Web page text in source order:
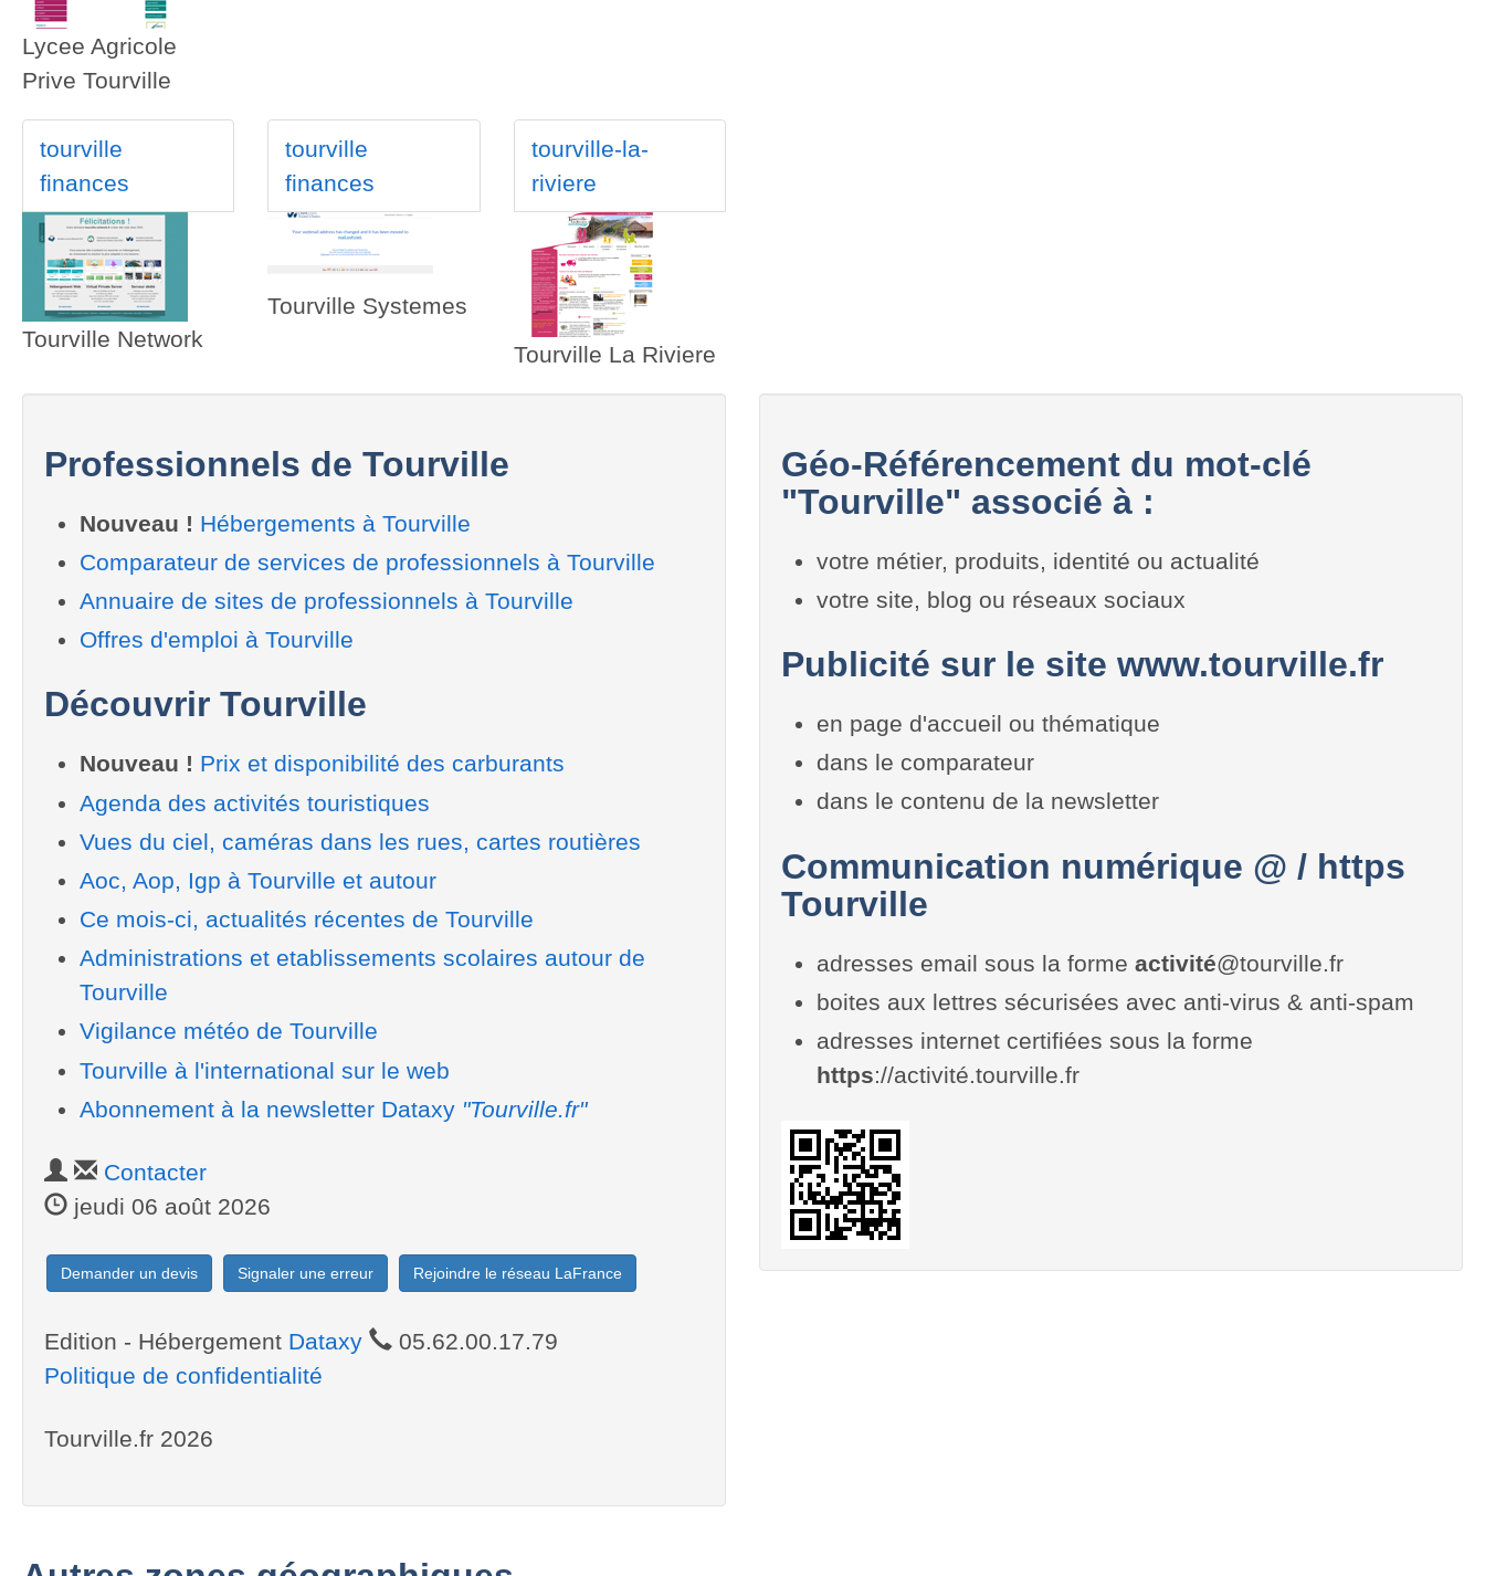
Lycee Agricole
Prive Tourville
tourville
finances
Tourville Network
tourville
finances
Tourville Systemes
tourville-la-
riviere
Tourville La Riviere
Professionnels de Tourville
Nouveau ! Hébergements à Tourville
Comparateur de services de professionnels à Tourville
Annuaire de sites de professionnels à Tourville
Offres d'emploi à Tourville
Découvrir Tourville
Nouveau ! Prix et disponibilité des carburants
Agenda des activités touristiques
Vues du ciel, caméras dans les rues, cartes routières
Aoc, Aop, Igp à Tourville et autour
Ce mois-ci, actualités récentes de Tourville
Administrations et etablissements scolaires autour de
Tourville
Vigilance météo de Tourville
Tourville à l'international sur le web
Abonnement à la newsletter Dataxy "Tourville.fr"
Contacter
jeudi 06 août 2026
Demander un devis Signaler une erreur Rejoindre le réseau LaFrance
Edition - Hébergement Dataxy
05.62.00.17.79
Politique de confidentialité
Tourville.fr 2026
Géo-Référencement du mot-clé
"Tourville" associé à :
votre métier, produits, identité ou actualité
votre site, blog ou réseaux sociaux
Publicité sur le site www.tourville.fr
en page d'accueil ou thématique
dans le comparateur
dans le contenu de la newsletter
Communication numérique @ / https
Tourville
adresses email sous la forme activité@tourville.fr
boites aux lettres sécurisées avec anti-virus & anti-spam
adresses internet certifiées sous la forme
https://activité.tourville.fr